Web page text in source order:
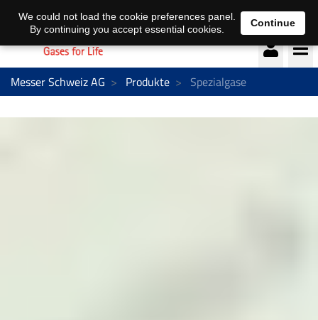
Deutsch français
Messer Schweiz AG Produkte Spezialgase
We could not load the cookie preferences panel.
By continuing you accept essential cookies.
Continue